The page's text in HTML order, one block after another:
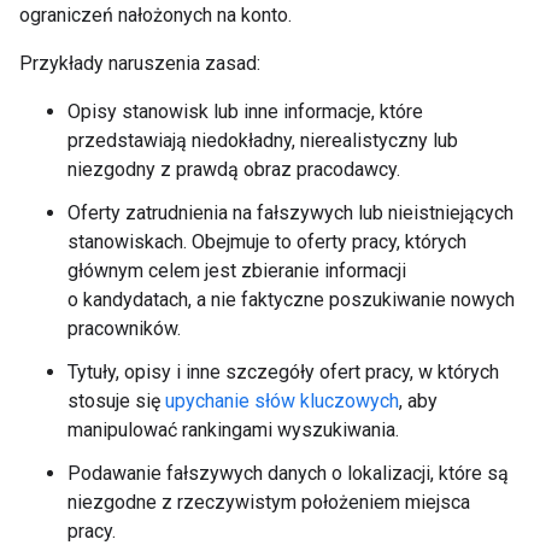
ograniczeń nałożonych na konto.
Przykłady naruszenia zasad:
Opisy stanowisk lub inne informacje, które
przedstawiają niedokładny, nierealistyczny lub
niezgodny z prawdą obraz pracodawcy.
Oferty zatrudnienia na fałszywych lub nieistniejących
stanowiskach. Obejmuje to oferty pracy, których
głównym celem jest zbieranie informacji
o kandydatach, a nie faktyczne poszukiwanie nowych
pracowników.
Tytuły, opisy i inne szczegóły ofert pracy, w których
stosuje się upychanie słów kluczowych, aby
manipulować rankingami wyszukiwania.
Podawanie fałszywych danych o lokalizacji, które są
niezgodne z rzeczywistym położeniem miejsca
pracy.